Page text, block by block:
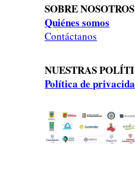
SOBRE NOSOTROS
Quiénes somos
Contáctanos
NUESTRAS
Política de